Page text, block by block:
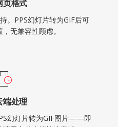
页格式
。PPS幻灯片转为GIF后可
无兼容性顾虑。
端处理
幻灯片转为GIF图片——即